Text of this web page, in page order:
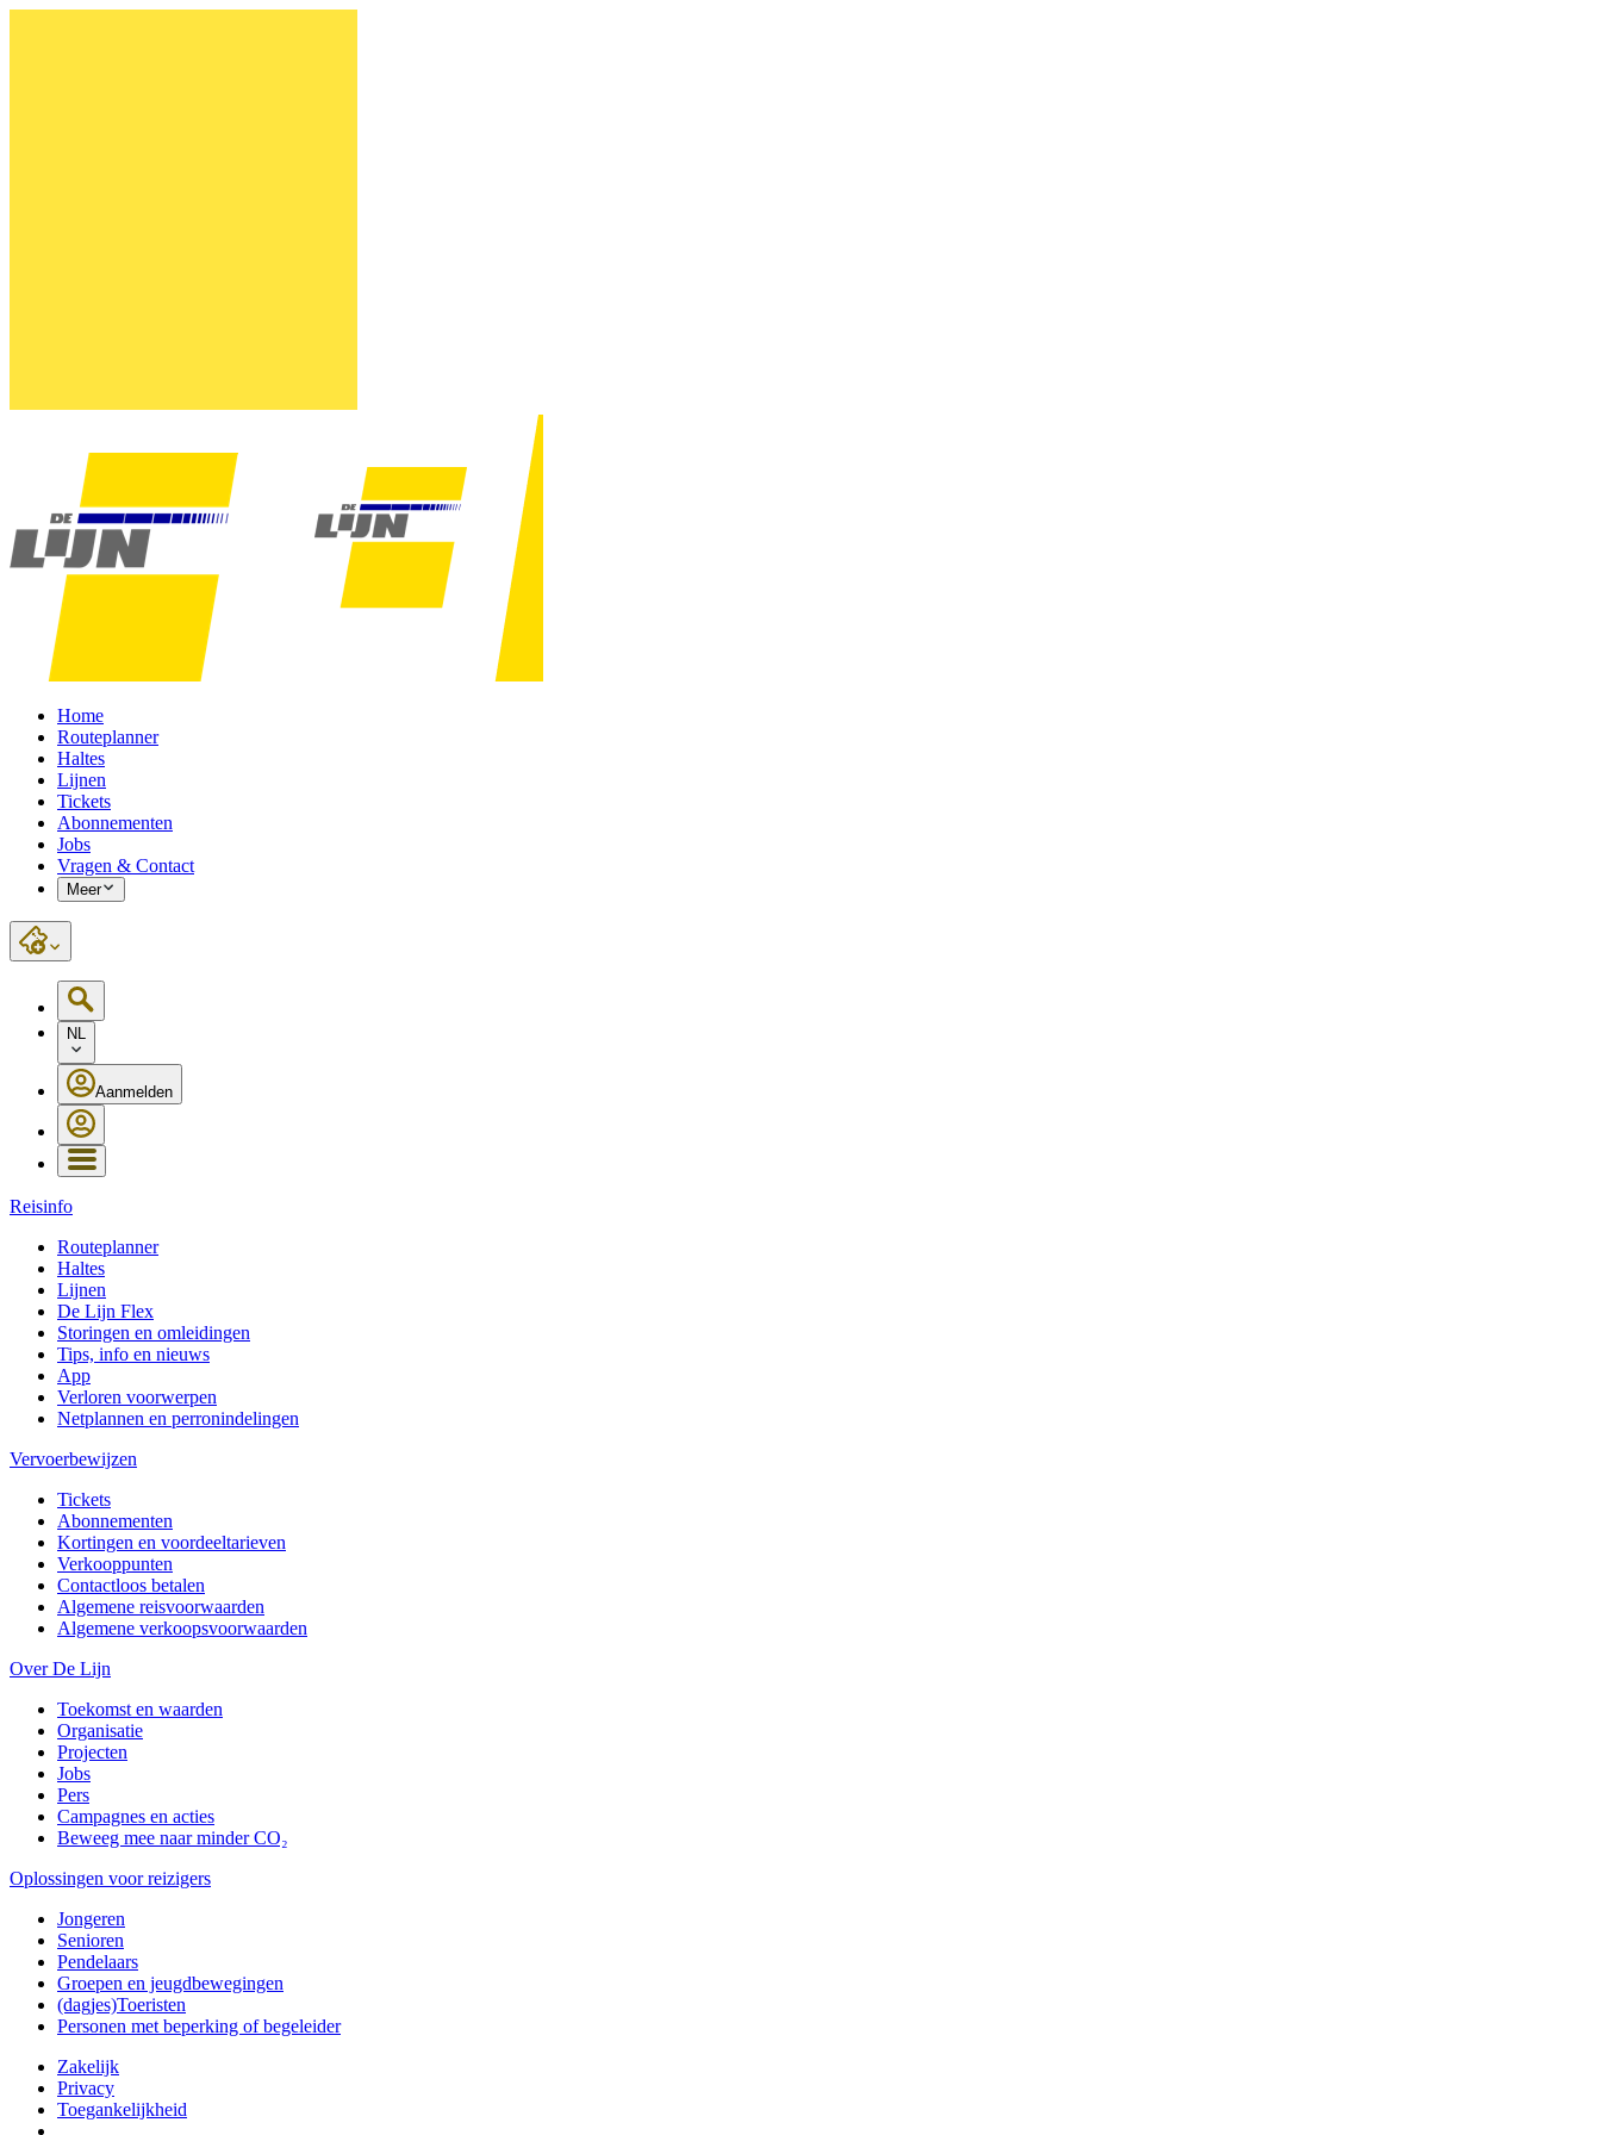
Home
Routeplanner
Haltes
Lijnen
Tickets
Abonnementen
Jobs
Vragen & Contact
Meer
NL
Aanmelden
Reisinfo
Routeplanner
Haltes
Lijnen
De Lijn Flex
Storingen en omleidingen
Tips, info en nieuws
App
Verloren voorwerpen
Netplannen en perronindelingen
Vervoerbewijzen
Tickets
Abonnementen
Kortingen en voordeeltarieven
Verkooppunten
Contactloos betalen
Algemene reisvoorwaarden
Algemene verkoopsvoorwaarden
Over De Lijn
Toekomst en waarden
Organisatie
Projecten
Jobs
Pers
Campagnes en acties
Beweeg mee naar minder CO₂
Oplossingen voor reizigers
Jongeren
Senioren
Pendelaars
Groepen en jeugdbewegingen
(dagjes)Toeristen
Personen met beperking of begeleider
Zakelijk
Privacy
Toegankelijkheid